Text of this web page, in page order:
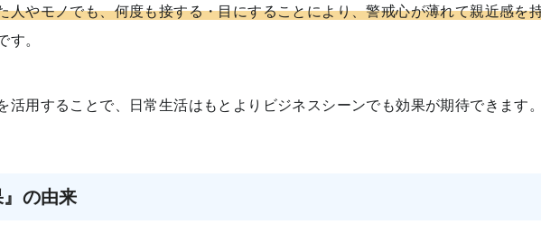
人やモノでも、何度も接する・目にすることにより、警戒心が薄れて親近感を
す。
活用することで、日常生活はもとよりビジネスシーンでも効果が期待できます
』の由来